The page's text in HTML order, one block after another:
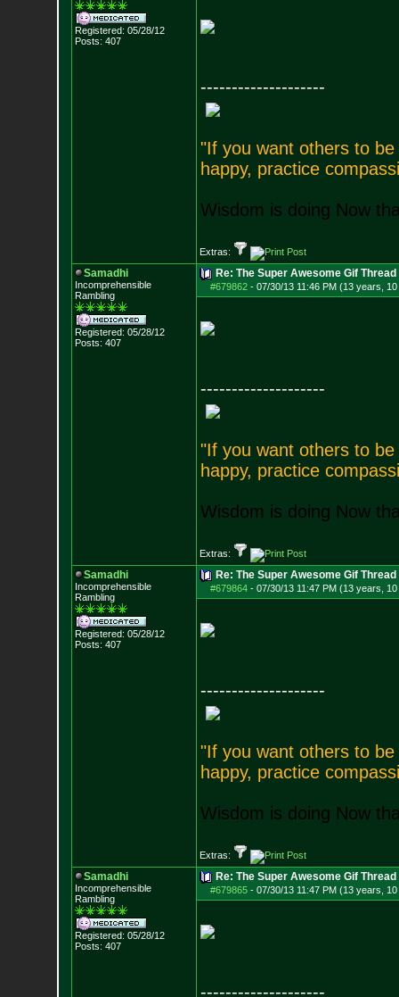
Registered: 05/28/12
Posts: 407
--------------------
"If you want others to
happy, practice
Wisdom is doing Now
Extras:
Samadhi
Incomprehensible
Rambling
Registered: 05/28/12
Posts: 407
Re: The Super Awesome Gif Thread
#679862- 07/30/13 11:46 PM (13 years,
--------------------
"If you want others to
happy, practice
Wisdom is doing Now
Extras:
Samadhi
Incomprehensible
Rambling
Registered: 05/28/12
Posts: 407
Re: The Super Awesome Gif Thread
#679864- 07/30/13 11:47 PM (13 years,
--------------------
"If you want others to
happy, practice
Wisdom is doing Now
Extras:
Samadhi
Incomprehensible
Rambling
Registered: 05/28/12
Posts: 407
Re: The Super Awesome Gif Thread
#679865- 07/30/13 11:47 PM (13 years,
--------------------